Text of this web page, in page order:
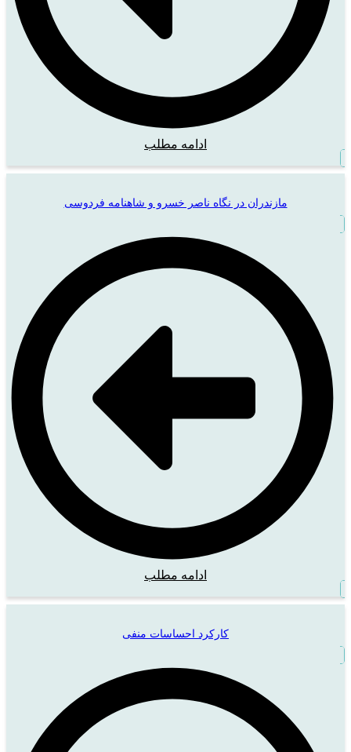
ادامه مطلب
مازندران در نگاه ناصر خسرو و شاهنامه فردوسی
ادامه مطلب
کارکرد احساسات منفی